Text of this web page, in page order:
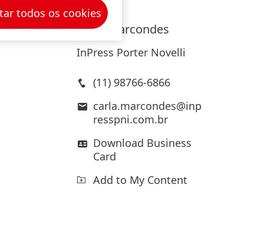
Carla Marcondes
InPress Porter Novelli
(11) 98766-6866
carla.marcondes@inp
resspni.com.br
Download Business
Card
Add to My Content
todos os cookies